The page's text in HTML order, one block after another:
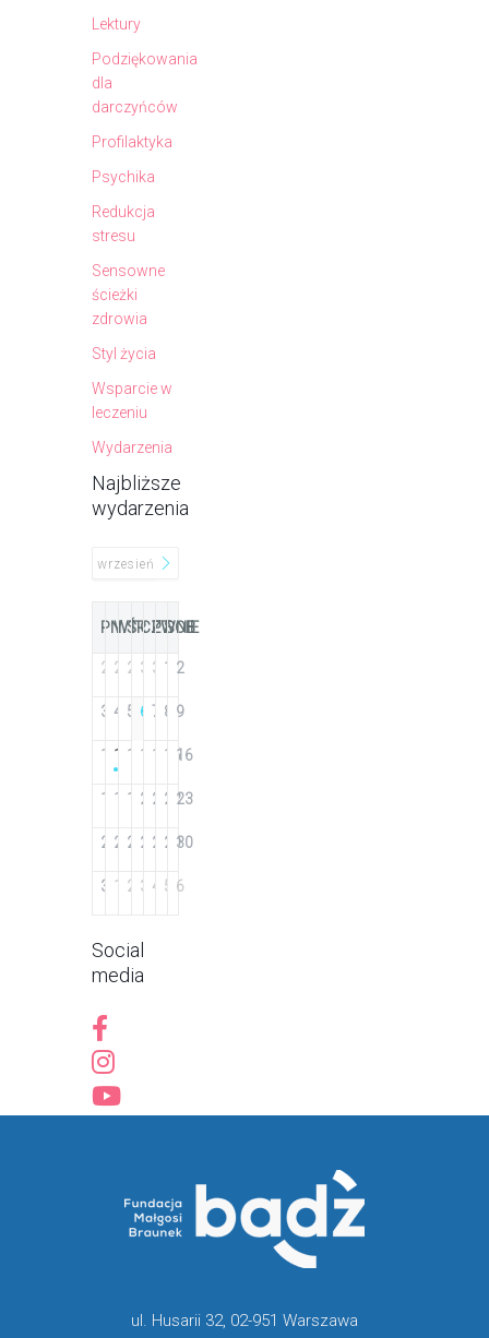
Lektury
Podziękowania
dla
darczyńców
Profilaktyka
Psychika
Redukcja
stresu
Sensowne
ścieżki
zdrowia
Styl życia
Wsparcie w
leczeniu
Wydarzenia
Najbliższe
wydarzenia
lipiec
SIERPIEŃ
2026
wrzesień
PNWTŚRCZW
PTSOB
NIE
27282930311 2
3 4 5 6 7 8 9
10111213141516
17181920212223
24252627282930
311 2 3 4 5 6
Social
media
ul. Husarii 32, 02-951 Warszawa